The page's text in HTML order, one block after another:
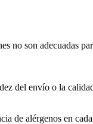
no son adecuadas
del envío o la
de alérgenos en